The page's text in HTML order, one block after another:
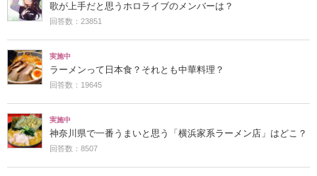
歌が上手だと思うホロライブのメンバーは？
回答数：23851
実施中
ラーメンって日本食？それとも中華料理？
回答数：19645
実施中
神奈川県で一番うまいと思う「横浜家系ラーメン店」はどこ？
回答数：8507